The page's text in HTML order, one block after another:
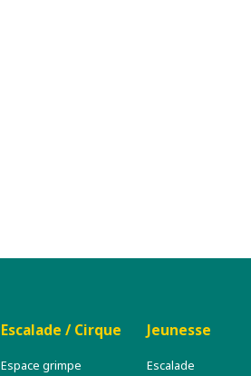
Escalade / Cirque
Espace grimpe
Jeunesse
Escalade